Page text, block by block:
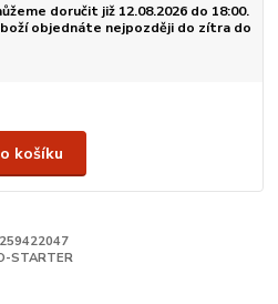
doručit již 12.08.2026 do 18:00.
objednáte nejpozději do zítra do
košíku
STARTER